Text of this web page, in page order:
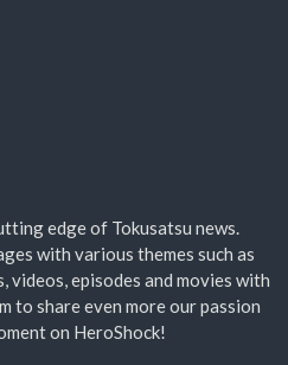
edge of Tokusatsu news.
with various themes such as
videos, episodes and movies with
to share even more our passion
on HeroShock!